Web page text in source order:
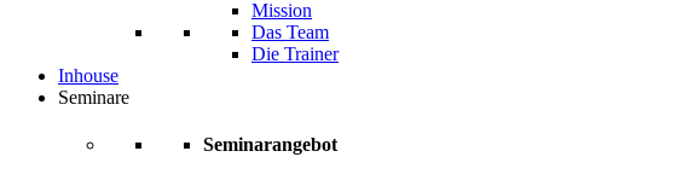
Mission
Das Team
Die Trainer
Inhouse
Seminare
Seminarangebot